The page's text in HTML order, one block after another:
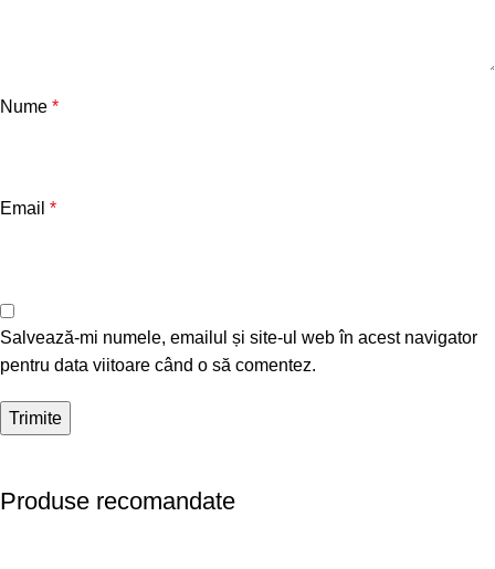
Nume *
Email *
Salvează-mi numele, emailul și site-ul web în acest navigator
pentru data viitoare când o să comentez.
Produse recomandate